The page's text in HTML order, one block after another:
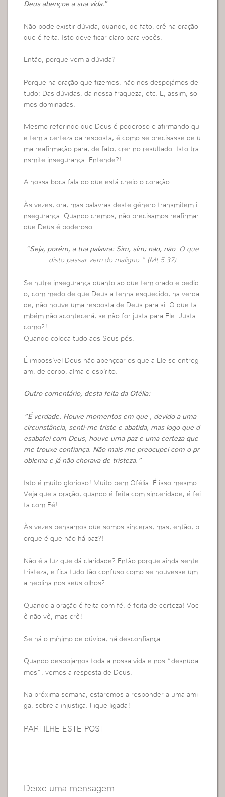
Deus abençoe a sua vida.”
Não pode existir dúvida, quando, de fato, crê na oração
que é feita. Isto deve ficar claro para vocês.
Então, porque vem a dúvida?
Porque na oração que fizemos, não nos despojámos de
tudo: Das dúvidas, da nossa fraqueza, etc. E, assim, so
mos dominadas.
Mesmo referindo que Deus é poderoso e afirmando qu
e tem a certeza da resposta, é como se precisasse de u
ma reafirmação para, de fato, crer no resultado. Isto tra
nsmite insegurança. Entende?!
A nossa boca fala do que está cheio o coração.
Às vezes, ora, mas palavras deste género transmitem i
nsegurança. Quando cremos, não precisamos reafirmar
que Deus é poderoso.
“Seja, porém, a tua palavra: Sim, sim; não, não. O que
disto passar vem do maligno.” (Mt.5.37)
Se nutre insegurança quanto ao que tem orado e pedid
o, com medo de que Deus a tenha esquecido, na verda
de, não houve uma resposta de Deus para si. O que ta
mbém não acontecerá, se não for justa para Ele. Justa
como?!
Quando coloca tudo aos Seus pés.
É impossível Deus não abençoar os que a Ele se entreg
am, de corpo, alma e espírito.
Outro comentário, desta feita da Ofélia:
“É verdade. Houve momentos em que , devido a uma
circunstância, senti-me triste e abatida, mas logo que d
esabafei com Deus, houve uma paz e uma certeza que
me trouxe confiança. Não mais me preocupei com o pr
oblema e já não chorava de tristeza.”
Isto é muito glorioso! Muito bem Ofélia. É isso mesmo.
Veja que a oração, quando é feita com sinceridade, é fei
ta com Fé!
Às vezes pensamos que somos sinceras, mas, então, p
orque é que não há paz?!
Não é a luz que dá claridade? Então porque ainda sente
tristeza, e fica tudo tão confuso como se houvesse um
a neblina nos seus olhos?
Quando a oração é feita com fé, é feita de certeza! Voc
ê não vê, mas crê!
Se há o mínimo de dúvida, há desconfiança.
Quando despojamos toda a nossa vida e nos “desnuda
mos”, vemos a resposta de Deus.
Na próxima semana, estaremos a responder a uma ami
ga, sobre a injustiça. Fique ligada!
PARTILHE ESTE POST
Deixe uma mensagem